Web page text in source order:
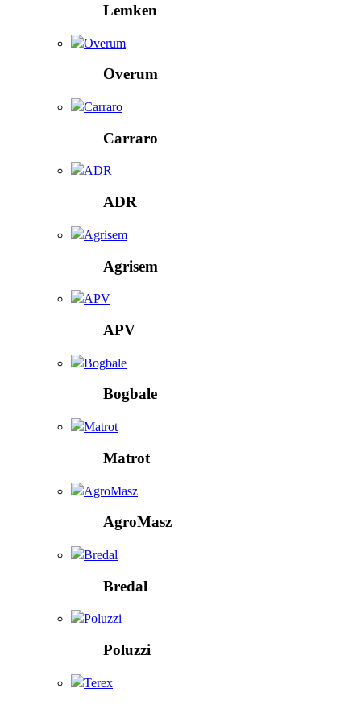
Lemken
Overum
Overum
Carraro
Carraro
ADR
ADR
Agrisem
Agrisem
APV
APV
Bogbale
Bogbale
Matrot
Matrot
AgroMasz
AgroMasz
Bredal
Bredal
Poluzzi
Poluzzi
Terex